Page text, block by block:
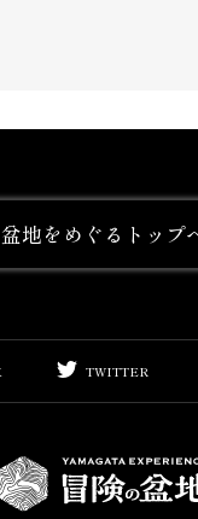
盆地をめぐるトップ
TWITTER